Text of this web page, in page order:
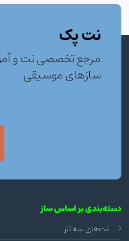
نت پک
مرجع تخصصی نت و
سازهای موسیقی
دسته‌بندی بر اساس ساز
نت‌های سه تار